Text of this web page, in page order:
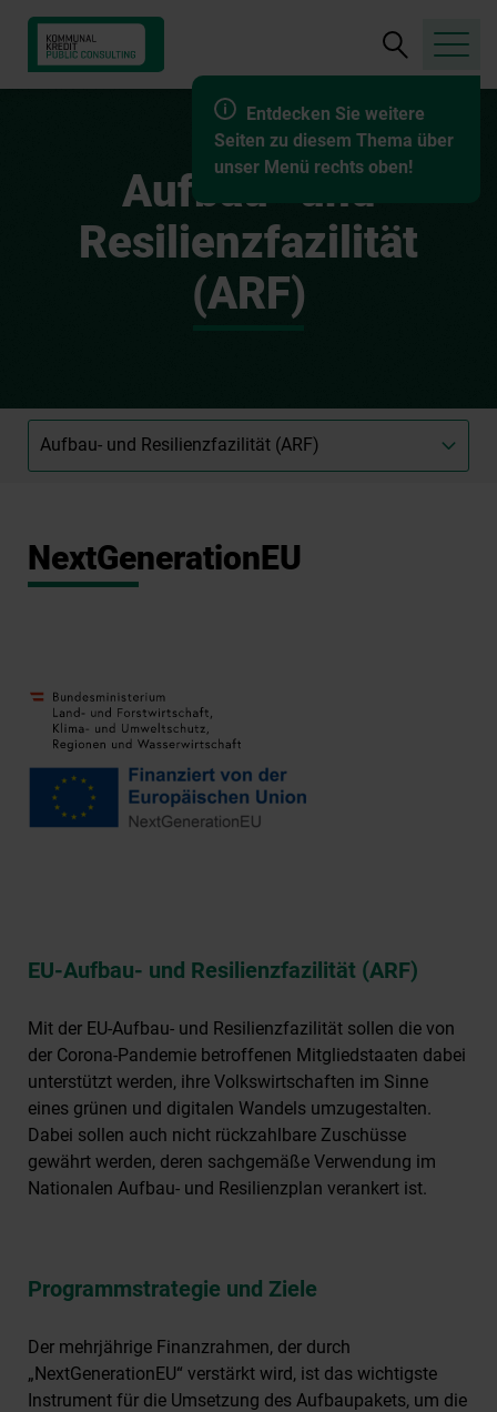
Entdecken Sie weitere
Seiten zu diesem Thema über
unser Menü rechts oben!
Suche
öffnen
Aufbau- und
Resilienzfazilität
(ARF)
Unterseite
NextGenerationEU
EU-Aufbau- und Resilienzfazilität (ARF)
Mit der EU-Aufbau- und Resilienzfazilität sollen die von
der Corona-Pandemie betroffenen Mitgliedstaaten dabei
unterstützt werden, ihre Volkswirtschaften im Sinne
eines grünen und digitalen Wandels umzugestalten.
Dabei sollen auch nicht rückzahlbare Zuschüsse
gewährt werden, deren sachgemäße Verwendung im
Nationalen Aufbau- und Resilienzplan verankert ist.
Programmstrategie und Ziele
Der mehrjährige Finanzrahmen, der durch
„NextGenerationEU“ verstärkt wird, ist das wichtigste
Instrument für die Umsetzung des Aufbaupakets, um die